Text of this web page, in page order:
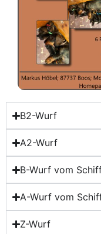
B2-Wurf
A2-Wurf
B-Wurf vom
A-Wurf vom
Z-Wurf